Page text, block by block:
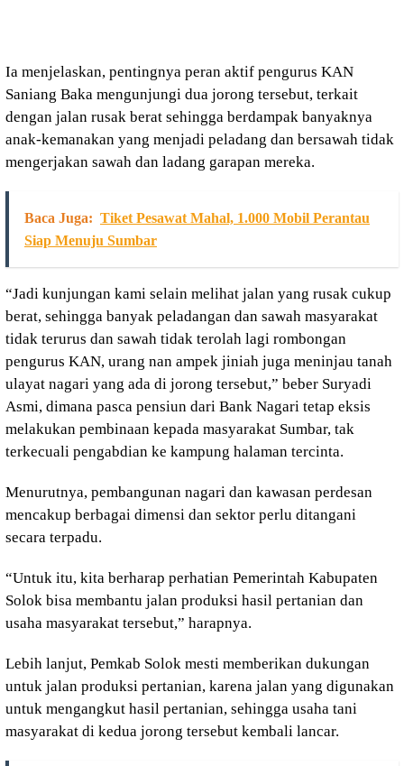
Ia menjelaskan, pentingnya peran aktif pengurus KAN
Saniang Baka mengunjungi dua jorong tersebut, terkait
dengan jalan rusak berat sehingga berdampak banyaknya
anak-kemanakan yang menjadi peladang dan bersawah tidak
mengerjakan sawah dan ladang garapan mereka.
Baca Juga: Tiket Pesawat Mahal, 1.000 Mobil Perantau
Siap Menuju Sumbar
“Jadi kunjungan kami selain melihat jalan yang rusak cukup
berat, sehingga banyak peladangan dan sawah masyarakat
tidak terurus dan sawah tidak terolah lagi rombongan
pengurus KAN, urang nan ampek jiniah juga meninjau tanah
ulayat nagari yang ada di jorong tersebut,” beber Suryadi
Asmi, dimana pasca pensiun dari Bank Nagari tetap eksis
melakukan pembinaan kepada masyarakat Sumbar, tak
terkecuali pengabdian ke kampung halaman tercinta.
Menurutnya, pembangunan nagari dan kawasan perdesan
mencakup berbagai dimensi dan sektor perlu ditangani
secara terpadu.
“Untuk itu, kita berharap perhatian Pemerintah Kabupaten
Solok bisa membantu jalan produksi hasil pertanian dan
usaha masyarakat tersebut,” harapnya.
Lebih lanjut, Pemkab Solok mesti memberikan dukungan
untuk jalan produksi pertanian, karena jalan yang digunakan
untuk mengangkut hasil pertanian, sehingga usaha tani
masyarakat di kedua jorong tersebut kembali lancar.